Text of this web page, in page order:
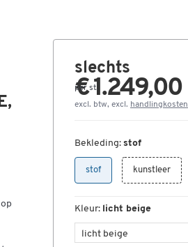
slechts
€ 1.249,00
per st.
excl. btw, excl. handlingkosten
Bekleding: stof
stof kunstleer
Kleur: licht beige